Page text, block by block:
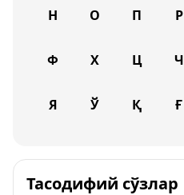
Н О П Р
Ф Х Ц Ч
Я Ў Қ Ғ
Тасодифий сўзлар